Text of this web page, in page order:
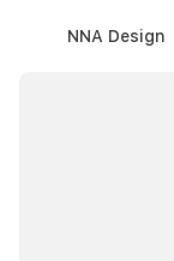
NNA Design